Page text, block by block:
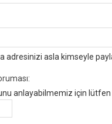
adresinizi asla kimseyle
anlayabilmemiz için lütfen